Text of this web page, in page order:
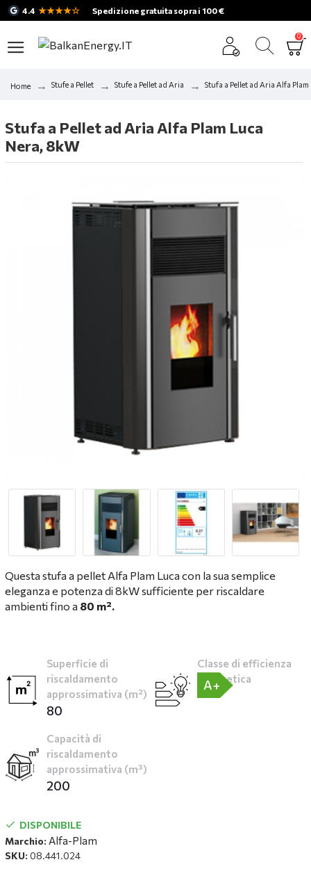
4.4 ★★★★☆ Spedizione gratuita sopra i 100 €
0
Home Stufe a Pellet Stufe a Pellet ad Aria Stufa a Pellet ad Aria Alfa
Stufa a Pellet ad Aria Alfa Plam Luca
Nera, 8kW
Questa stufa a pellet Alfa Plam Luca con la sua semplice
eleganza e potenza di 8kW sufficiente per riscaldare
ambienti fino a 80 m².
Superficie di
riscaldamento
approssimativa (m²)
80
Classe di efficienza
energetica
A+
Capacità di
riscaldamento
approssimativa (m³)
200
DISPONIBILE
Marchio: Alfa-Plam
SKU: 08.441.024